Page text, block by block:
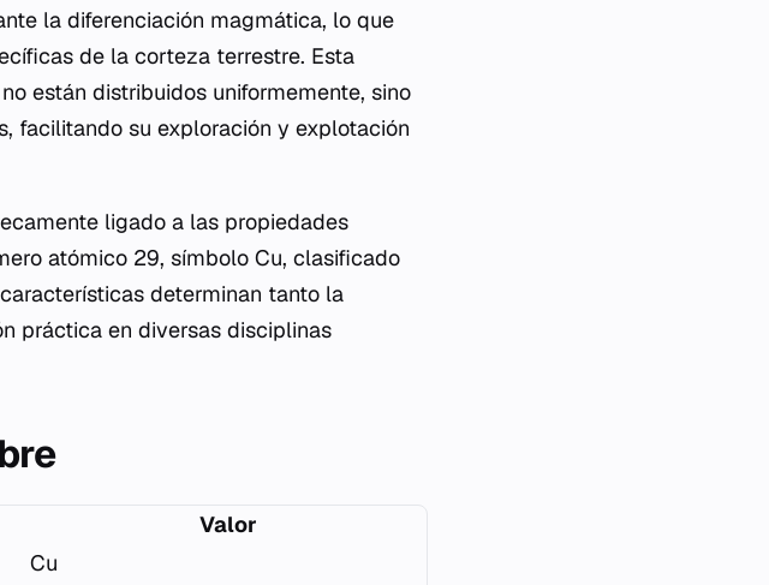
la diferenciación magmática, lo que
de la corteza terrestre. Esta
están distribuidos uniformemente, sino
facilitando su exploración y explotación
ligado a las propiedades
atómico 29, símbolo Cu, clasificado
determinan tanto la
práctica en diversas disciplinas
Valor
Cu